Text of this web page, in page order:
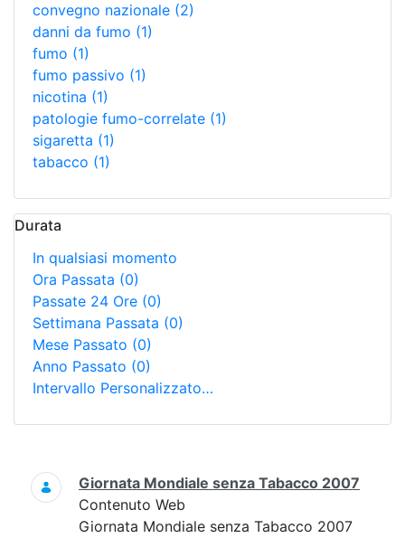
convegno nazionale (2)
danni da fumo (1)
fumo (1)
fumo passivo (1)
nicotina (1)
patologie fumo-correlate (1)
sigaretta (1)
tabacco (1)
Durata
In qualsiasi momento
Ora Passata (0)
Passate 24 Ore (0)
Settimana Passata (0)
Mese Passato (0)
Anno Passato (0)
Intervallo Personalizzato…
Ricerca
Giornata Mondiale senza Tabacco 2007
Contenuto Web
Giornata Mondiale senza Tabacco 2007